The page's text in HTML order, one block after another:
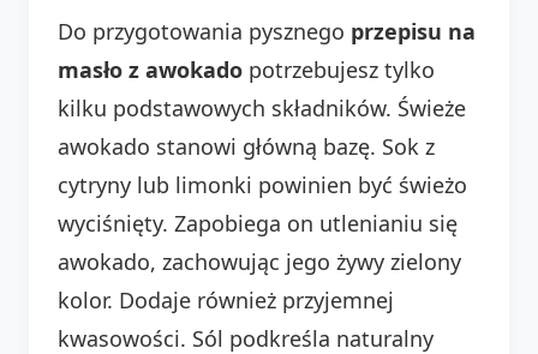
Do przygotowania pysznego przepisu na
masło z awokado potrzebujesz tylko
kilku podstawowych składników. Świeże
awokado stanowi główną bazę. Sok z
cytryny lub limonki powinien być świeżo
wyciśnięty. Zapobiega on utlenianiu się
awokado, zachowując jego żywy zielony
kolor. Dodaje również przyjemnej
kwasowości. Sól podkreśla naturalny